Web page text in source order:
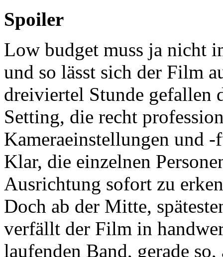
Spoiler
Low budget muss ja nicht
und so lässt sich der Film
dreiviertel Stunde gefallen
Setting, die recht
Kameraeinstellungen und
Klar, die einzelnen
Ausrichtung sofort zu
Doch ab der Mitte,
verfällt der Film in
laufenden Band, gerade